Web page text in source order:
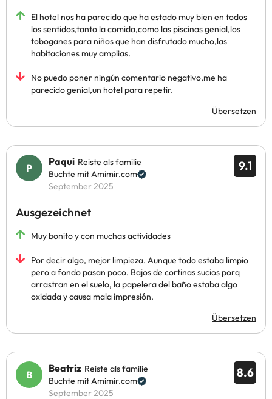
El hotel nos ha parecido que ha estado muy bien en todos
los sentidos,tanto la comida,como las piscinas genial,los
toboganes para niños que han disfrutado mucho,las
habitaciones muy amplias.
No puedo poner ningún comentario negativo,me ha
parecido genial,un hotel para repetir.
Übersetzen
9.1
Paqui Reiste als familie
Buchte mit Amimir.com
September 2025
Ausgezeichnet
Muy bonito y con muchas actividades
Por decir algo, mejor limpieza. Aunque todo estaba limpio
pero a fondo pasan poco. Bajos de cortinas sucios porq
arrastran en el suelo, la papelera del baño estaba algo
oxidada y causa mala impresión.
Übersetzen
8.6
Beatriz Reiste als familie
Buchte mit Amimir.com
September 2025